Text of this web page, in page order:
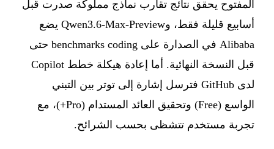
المفتوح يحقق نتائج تقارب نماذج مملوكة صدرت قبل
أسابيع قليلة فقط، وQwen3.6-Max-Preview يضع
Alibaba في الصدارة على benchmarks coding حتى
قبل النسخة النهائية. أما إعادة هيكلة خطط Copilot
لدى GitHub فترسل إشارة إلى توتر بين التبني
الواسع (Free) وتحقيق العائد المستدام (Pro+)، مع
تجربة مستخدم تتشظى بحسب الشرائح.